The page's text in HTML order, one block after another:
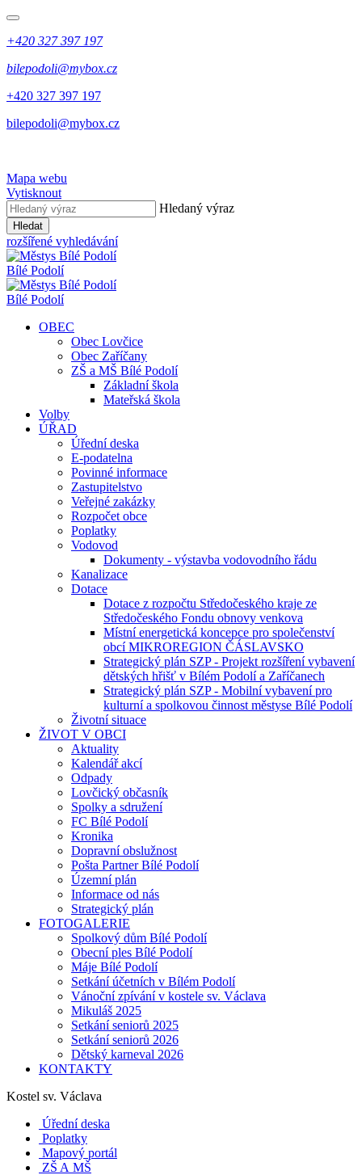
+420 327 397 197
bilepodoli@mybox.cz
+420 327 397 197
bilepodoli@mybox.cz
Mapa webu
Vytisknout
Hledaný výraz
Hledat
rozšířené vyhledávání
Bílé Podolí
Bílé Podolí
OBEC
Obec Lovčice
Obec Zaříčany
ZŠ a MŠ Bílé Podolí
Základní škola
Mateřská škola
Volby
ÚŘAD
Úřední deska
E-podatelna
Povinné informace
Zastupitelstvo
Veřejné zakázky
Rozpočet obce
Poplatky
Vodovod
Dokumenty - výstavba vodovodního řádu
Kanalizace
Dotace
Dotace z rozpočtu Středočeského kraje ze
Středočeského Fondu obnovy venkova
Místní energetická koncepce pro společenství
obcí MIKROREGION ČÁSLAVSKO
Strategický plán SZP - Projekt rozšíření vybavení
dětských hřišť v Bílém Podolí a Zaříčanech
Strategický plán SZP - Mobilní vybavení pro
kulturní a spolkovou činnost městyse Bílé Podolí
Životní situace
ŽIVOT V OBCI
Aktuality
Kalendář akcí
Odpady
Lovčický občasník
Spolky a sdružení
FC Bílé Podolí
Kronika
Dopravní obslužnost
Pošta Partner Bílé Podolí
Územní plán
Informace od nás
Strategický plán
FOTOGALERIE
Spolkový dům Bílé Podolí
Obecní ples Bílé Podolí
Máje Bílé Podolí
Setkání účetních v Bílém Podolí
Vánoční zpívání v kostele sv. Václava
Mikuláš 2025
Setkání seniorů 2025
Setkání seniorů 2026
Dětský karneval 2026
KONTAKTY
Kostel sv. Václava
Úřední deska
Poplatky
Mapový portál
ZŠ A MŠ